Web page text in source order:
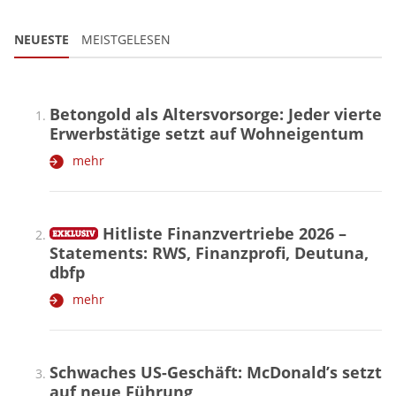
NEUESTE MEISTGELESEN
Betongold als Altersvorsorge: Jeder vierte
Erwerbstätige setzt auf Wohneigentum
mehr
Hitliste Finanzvertriebe 2026 –
Statements: RWS, Finanzprofi, Deutuna,
dbfp
mehr
Schwaches US-Geschäft: McDonald’s setzt
auf neue Führung